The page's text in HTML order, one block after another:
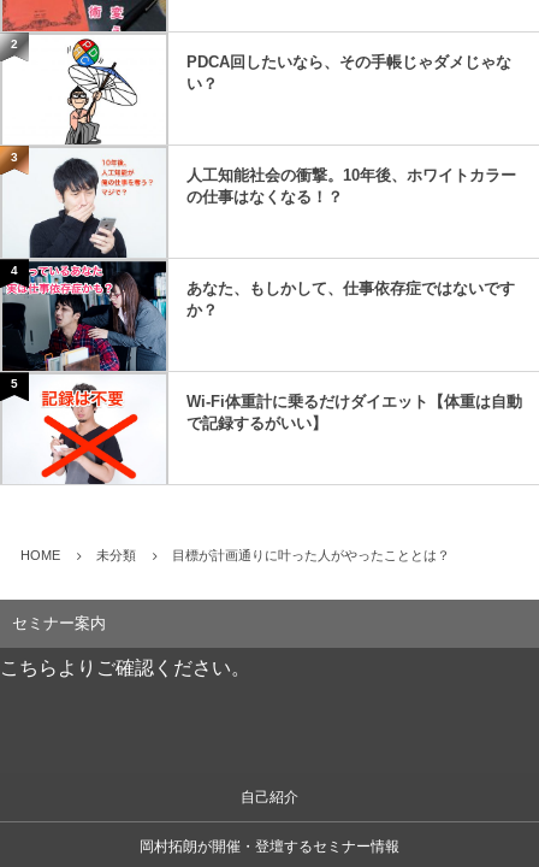
2
PDCA回したいなら、その手帳じゃダメじゃな
い？
3
人工知能社会の衝撃。10年後、ホワイトカラー
の仕事はなくなる！？
4
あなた、もしかして、仕事依存症ではないです
か？
5
Wi-Fi体重計に乗るだけダイエット【体重は自動
で記録するがいい】
HOME 未分類 目標が計画通りに叶った人がやったこととは？
セミナー案内
こちらよりご確認ください。
自己紹介
岡村拓朗が開催・登壇するセミナー情報